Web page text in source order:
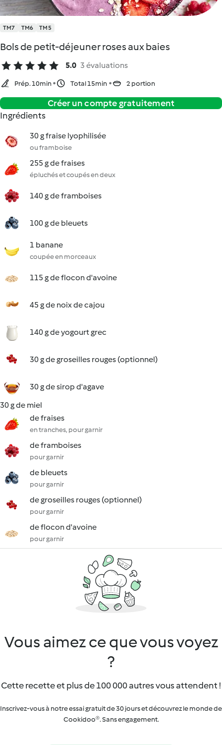
TM7 TM6 TM5
Bols de petit-déjeuner roses aux baies
5.0 3 évaluations
Prép. 10min Total 15min 2 portion
Créer un compte gratuitement
Ingrédients
30 g fraise lyophilisée
ou framboise
255 g de fraises
épluchés et coupés en deux
140 g de framboises
100 g de bleuets
1 banane
coupée en morceaux
115 g de flocon d'avoine
45 g de noix de cajou
140 g de yogourt grec
30 g de groseilles rouges (optionnel)
30 g de sirop d'agave
30 g de miel
de fraises
en tranches, pour garnir
de framboises
pour garnir
de bleuets
pour garnir
de groseilles rouges (optionnel)
pour garnir
de flocon d'avoine
pour garnir
Vous aimez ce que vous voyez
?
Cette recette et plus de 100 000 autres vous attendent !
Inscrivez-vous à notre essai gratuit de 30 jours et découvrez le monde de
Cookidoo®. Sans engagement.